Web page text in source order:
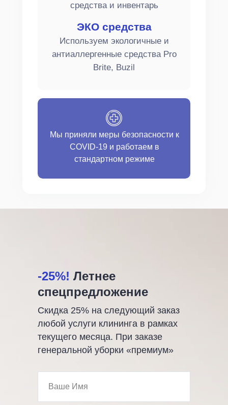
Мы приняли меры безопасности к
COVID-19 и работаем в
стандартном режиме
ЭКО средства
Используем экологичные и
антиаллергенные средства Pro
Brite, Buzil
средства и инвентарь
-25%! Летнее
спецпредложение
Скидка 25% на следующий заказ
любой услуги клининга в рамках
текущего месяца. При заказе
генеральной уборки «премиум»